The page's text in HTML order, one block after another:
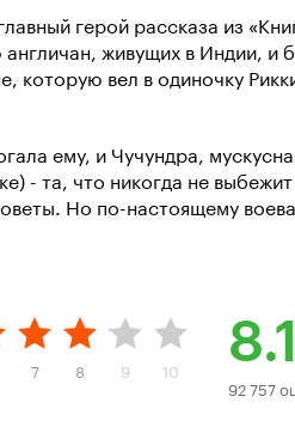
герой рассказа из
живущих в Индии, и
которую вел в одиночку
ему, и Чучундра,
- та, что никогда не
Но по-настоящему
7 8 9 10
8.1
92 757